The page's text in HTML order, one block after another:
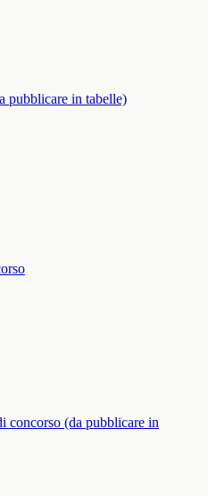
pubblicare in tabelle)
concorso (da pubblicare in